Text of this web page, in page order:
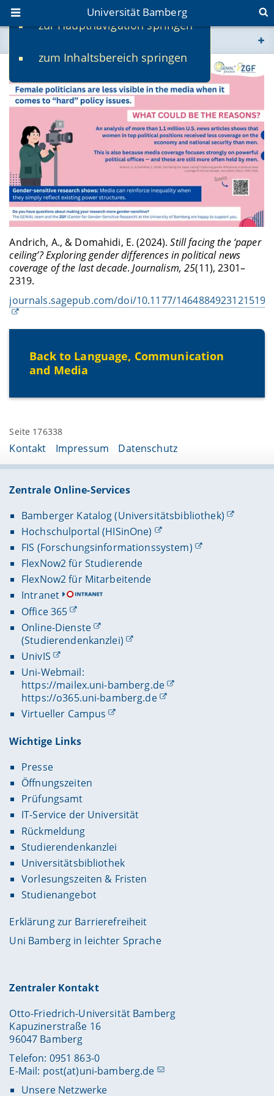
zur Hauptnavigation springen
zum Inhaltsbereich springen
Universität Bamberg
www.uni-bamberg.de
univis.uni-bamberg.de
fis.uni-bamberg.de
Andrich, A., & Domahidi, E. (2024).Still facing the ‘paper
ceiling’? Exploring gender differences in political news
coverage of the last decade.Journalism, 25(11), 2301–
2319.
journals.sagepub.com/doi/10.1177/14648849231215194
Back to Language, Communication
and Media
Seite 176338
Kontakt Impressum Datenschutz
Zentrale Online-Services
Bamberger Katalog (Universitätsbibliothek)
Hochschulportal (HISinOne)
FIS (Forschungsinformationssystem)
FlexNow2 für Studierende
FlexNow2 für Mitarbeitende
Intranet
Office 365
Online-Dienste
(Studierendenkanzlei)
UnivIS
Uni-Webmail:
https://mailex.uni-bamberg.de
https://o365.uni-bamberg.de
Virtueller Campus
Wichtige Links
Presse
Öffnungszeiten
Prüfungsamt
IT-Service der Universität
Rückmeldung
Studierendenkanzlei
Universitätsbibliothek
Vorlesungszeiten & Fristen
Studienangebot
Erklärung zur Barrierefreiheit
Uni Bamberg in leichter Sprache
Zentraler Kontakt
Otto-Friedrich-Universität Bamberg
Kapuzinerstraße 16
96047 Bamberg
Telefon: 0951 863-0
E-Mail: post(at)uni-bamberg.de
Unsere Netzwerke